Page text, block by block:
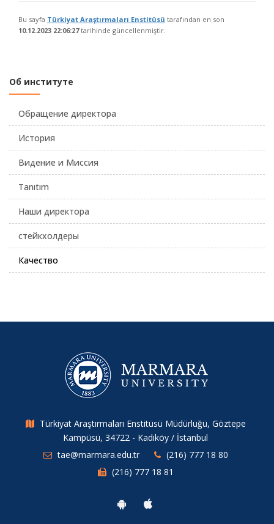
Bu sayfa Türkiyat Araştırmaları Enstitüsü tarafından en son
10.12.2023 22:06:27tarihinde güncellenmiştir.
Об институте
Обращение директора
История
Видение и Миссия
Tanıtım
Наши директора
стейкхолдеры
Качество
Türkiyat Araştırmaları Enstitüsü Müdürlüğü, Göztepe
Kampüsü, 34722 - Kadıköy / İstanbul
tae@marmara.edu.tr
(216) 777 18 80
(216) 777 18 81